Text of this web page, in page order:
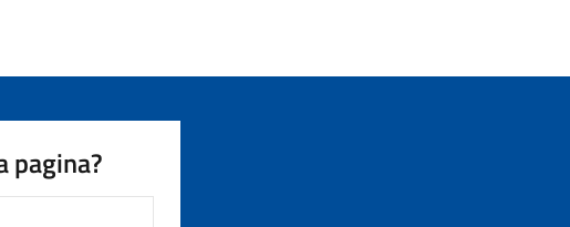
pagina?